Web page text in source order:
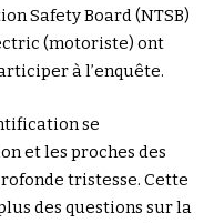
Safety Board (NTSB)
(motoriste) ont
à l’enquête.
se
et les proches des
tristesse. Cette
des questions sur la